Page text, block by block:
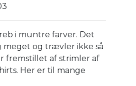
i muntre farver. Det
meget og trævler ikke så
fremstillet af strimler af
Her er til mange